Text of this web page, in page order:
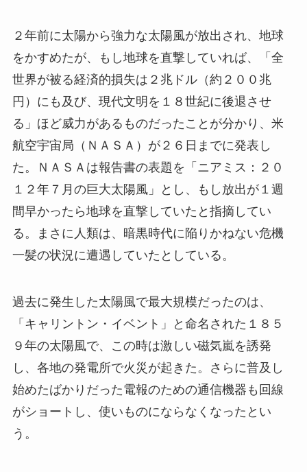
２年前に太陽から強力な太陽風が放出され、地球
をかすめたが、もし地球を直撃していれば、「全
世界が被る経済的損失は２兆ドル（約２００兆
円）にも及び、現代文明を１８世紀に後退させ
る」ほど威力があるものだったことが分かり、米
航空宇宙局（ＮＡＳＡ）が２６日までに発表し
た。ＮＡＳＡは報告書の表題を「ニアミス：２０
１２年７月の巨大太陽風」とし、もし放出が１週
間早かったら地球を直撃していたと指摘してい
る。まさに人類は、暗黒時代に陥りかねない危機
一髪の状況に遭遇していたとしている。
過去に発生した太陽風で最大規模だったのは、
「キャリントン・イベント」と命名された１８５
９年の太陽風で、この時は激しい磁気嵐を誘発
し、各地の発電所で火災が起きた。さらに普及し
始めたばかりだった電報のための通信機器も回線
がショートし、使いものにならなくなったとい
う。